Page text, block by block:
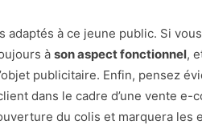
à ce jeune public. Si
à son aspect fonctionnel,
publicitaire. Enfin, pensez
dans le cadre d’une vente
du colis et marquera les